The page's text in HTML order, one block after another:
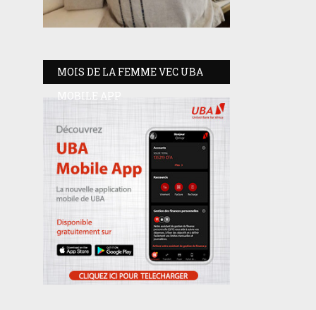
MOIS DE LA FEMME VEC UBA
MOBILE APP